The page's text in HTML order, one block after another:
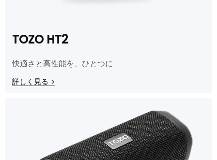
TOZO HT2
快適さと高性能を、ひとつに
詳しく見る >